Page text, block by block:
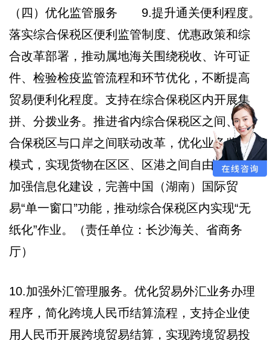
（四）优化监管服务 9.提升通关便利程度。
落实综合保税区便利监管制度、优惠政策和综
合改革部署，推动属地海关围绕税收、许可证
件、检验检疫监管流程和环节优化，不断提高
贸易便利化程度。支持在综合保税区内开展集
拼、分拨业务。推进省内综合保税区之间、综
合保税区与口岸之间联动改革，优化业务监管
模式，实现货物在区区、区港之间自由流转。
加强信息化建设，完善中国（湖南）国际贸
易“单一窗口”功能，推动综合保税区内实现“无
纸化”作业。（责任单位：长沙海关、省商务
厅）
10.加强外汇管理服务。优化贸易外汇业务办理
程序，简化跨境人民币结算流程，支持企业使
用人民币开展跨境贸易结算，实现跨境贸易投